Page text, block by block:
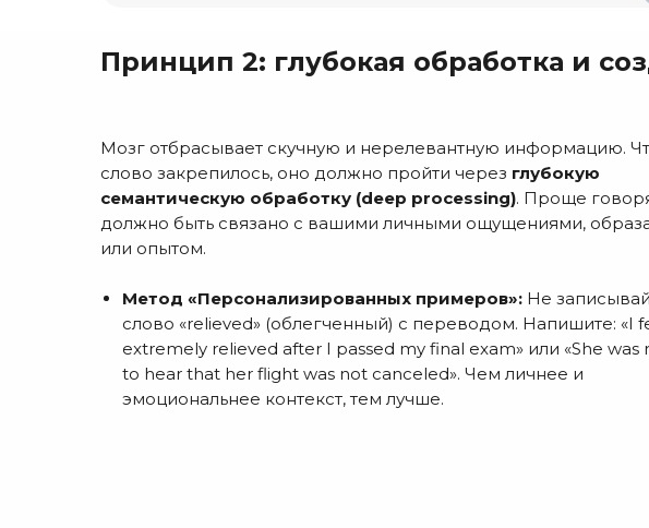
Принцип 2: глубокая обработка и
Мозг отбрасывает скучную и нерелевантную информацию.
слово закрепилось, оно должно пройти через глубокую
семантическую обработку (deep processing). Проще
должно быть связано с вашими личными ощущениями,
или опытом.
Метод «Персонализированных примеров»: Не
слово «relieved» (облегченный) с переводом. Напишите: «I
extremely relieved after I passed my final exam» или «She was
to hear that her flight was not canceled». Чем личнее и
эмоциональнее контекст, тем лучше.